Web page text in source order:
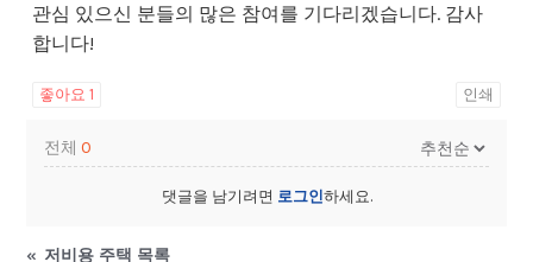
관심 있으신 분들의 많은 참여를 기다리겠습니다. 감사
합니다!
좋아요1 인쇄
전체0
댓글을 남기려면 로그인하세요.
« 저비용 주택 목록